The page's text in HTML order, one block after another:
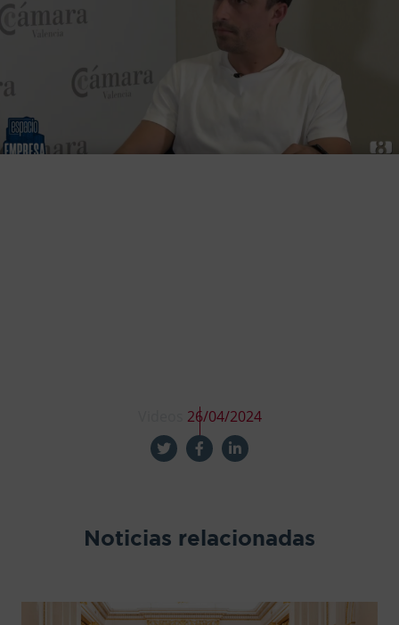
26/04/2024
Noticias relacionadas